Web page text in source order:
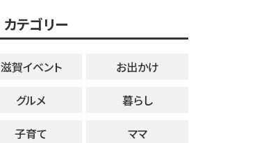
カテゴリー
滋賀イベント
お出かけ
グルメ
暮らし
子育て
ママ